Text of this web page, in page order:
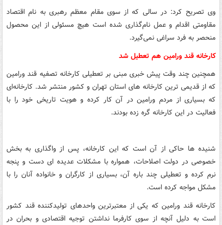
وی تصریح کرد: در سالی که از سوی مقام معظم رهبری به نام اقتصاد
مقاومتی اقدام و عمل نام‌گذاری شده است هیچ مسئولی از این محصول
منحصر به فرد سراغی نمی‌گیرد.
کارخانه قند ورامین هم تعطیل شد
همچنین چند وقت پیش خبری مبنی بر تعطیلی کارخانه تصفیه قند ورامین
که از قدیمی ترین کارخانه های استان تهران و کشور منتشر شد. کارخانه‌ای
که بسیاری از مردم ورامین در آن کار کرده و هویت تاریخی خود را با
فعالیت در این کارخانه گره زده بودند.
شنیده ها حاکی از آن است که این کارخانه، پس از واگذاری به بخش
خصوصی در دولت اصلاحات، همواره با مشکلات عدیده ای دست و پنجه
نرم کرده و تعطیلی چند باره آن، بسیاری از کارگران و خانواده آنان را با
مشکل مواجه کرده است.
کارخانه قند ورامین که یکی از معتبرترین واحدهای تولیدکننده قند کشور
است به دلیل آنچه از سوی کارفرما نداشتن توجیه اقتصادی و بحران در